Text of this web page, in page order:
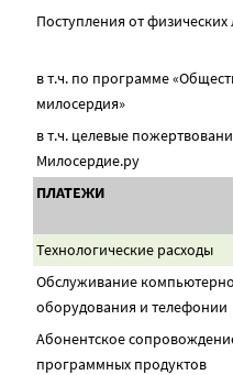
Поступления от физических
в т.ч. по программе
милосердия»
в т.ч. целевые
Милосердие.ру
ПЛАТЕЖИ
Технологические расходы
Обслуживание
оборудования и телефонии
Абонентское
программных продуктов